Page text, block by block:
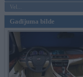
Vel...
Gadījuma bilde